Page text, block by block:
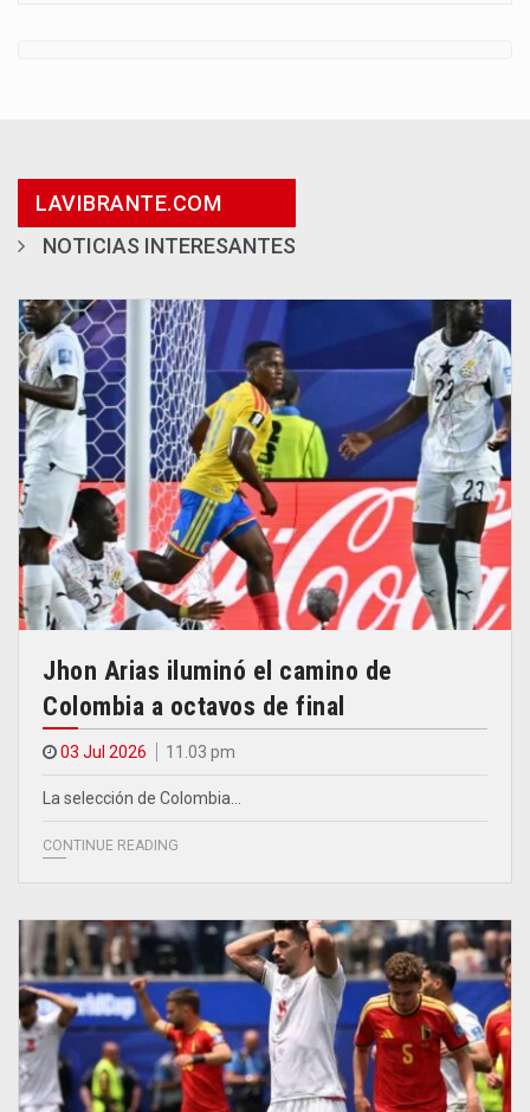
LAVIBRANTE.COM
NOTICIAS INTERESANTES
Jhon Arias iluminó el camino de
Colombia a octavos de final
03 Jul 2026 11.03 pm
La selección de Colombia…
CONTINUE READING